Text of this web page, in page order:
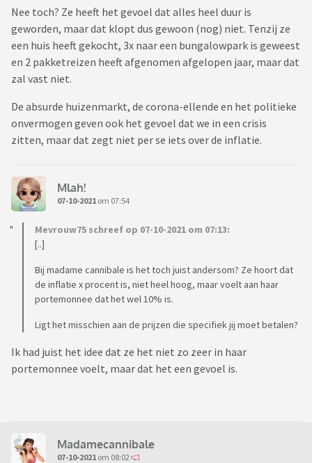
Nee toch? Ze heeft het gevoel dat alles heel duur is
geworden, maar dat klopt dus gewoon (nog) niet. Tenzij ze
een huis heeft gekocht, 3x naar een bungalowpark is geweest
en 2 pakketreizen heeft afgenomen afgelopen jaar, maar dat
zal vast niet.
De absurde huizenmarkt, de corona-ellende en het politieke
onvermogen geven ook het gevoel dat we in een crisis
zitten, maar dat zegt niet per se iets over de inflatie.
Mlah!
07-10-2021 om 07:54
Mevrouw75 schreef op 07-10-2021 om 07:13:
[..]
Bij madame cannibale is het toch juist andersom? Ze hoort dat
de inflatie x procent is, niet heel hoog, maar voelt aan haar
portemonnee dat het wel 10% is.
Ligt het misschien aan de prijzen die specifiek jij moet betalen?
Ik had juist het idee dat ze het niet zo zeer in haar
portemonnee voelt, maar dat het een gevoel is.
Madamecannibale
07-10-2021 om 08:02